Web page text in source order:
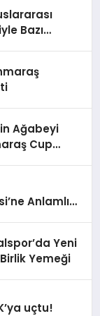
Bazı
Ağabeyi
Cup
Anlamlı
Yeni
Yemeği
uçtu!